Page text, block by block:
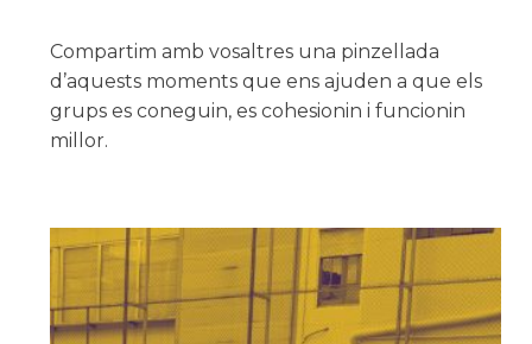
Compartim amb vosaltres una pinzellada
d’aquests moments que ens ajuden a que els
grups es coneguin, es cohesionin i funcionin
millor.